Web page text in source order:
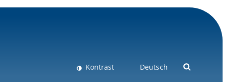
Kontrast Deutsch